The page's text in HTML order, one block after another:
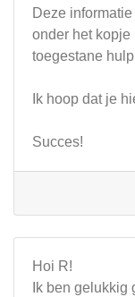
Deze
onder het kopje
toegestane
Ik hoop dat je
Succes!
Hoi R!
Ik ben